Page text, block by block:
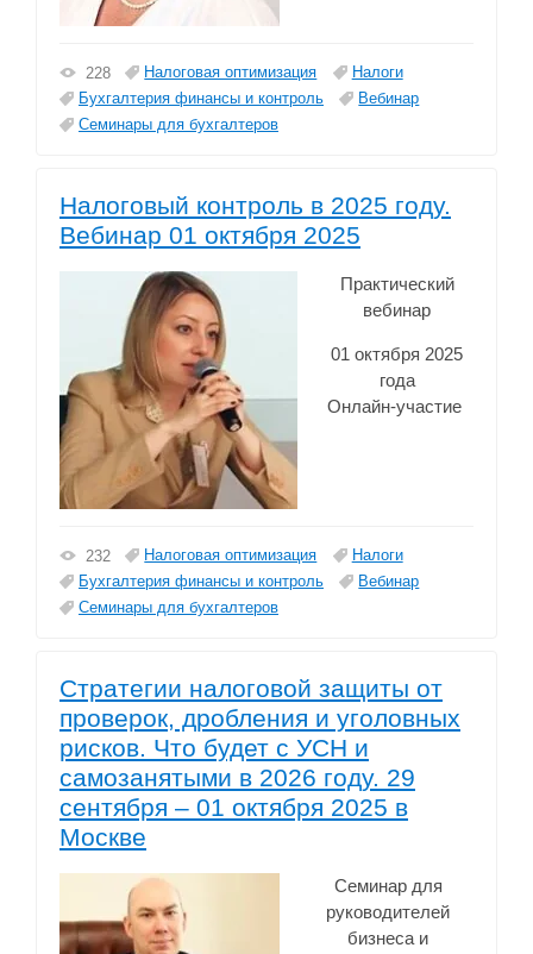
228 Налоговая оптимизация
Налоги
Бухгалтерия финансы и контроль
Вебинар
Семинары для бухгалтеров
Налоговый контроль в 2025 году.
Вебинар 01 октября 2025
Практический
вебинар
01 октября 2025
года
Онлайн-участие
232 Налоговая оптимизация
Налоги
Бухгалтерия финансы и контроль
Вебинар
Семинары для бухгалтеров
Стратегии налоговой защиты от
проверок, дробления и уголовных
рисков. Что будет с УСН и
самозанятыми в 2026 году. 29
сентября – 01 октября 2025 в
Москве
Семинар для
руководителей
бизнеса и